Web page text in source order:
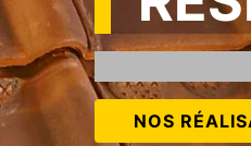
NOS